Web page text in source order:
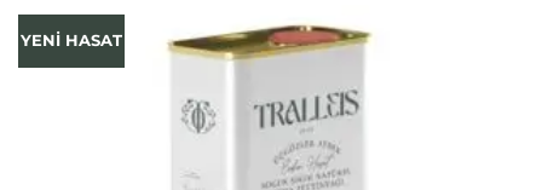
YENİ HASAT